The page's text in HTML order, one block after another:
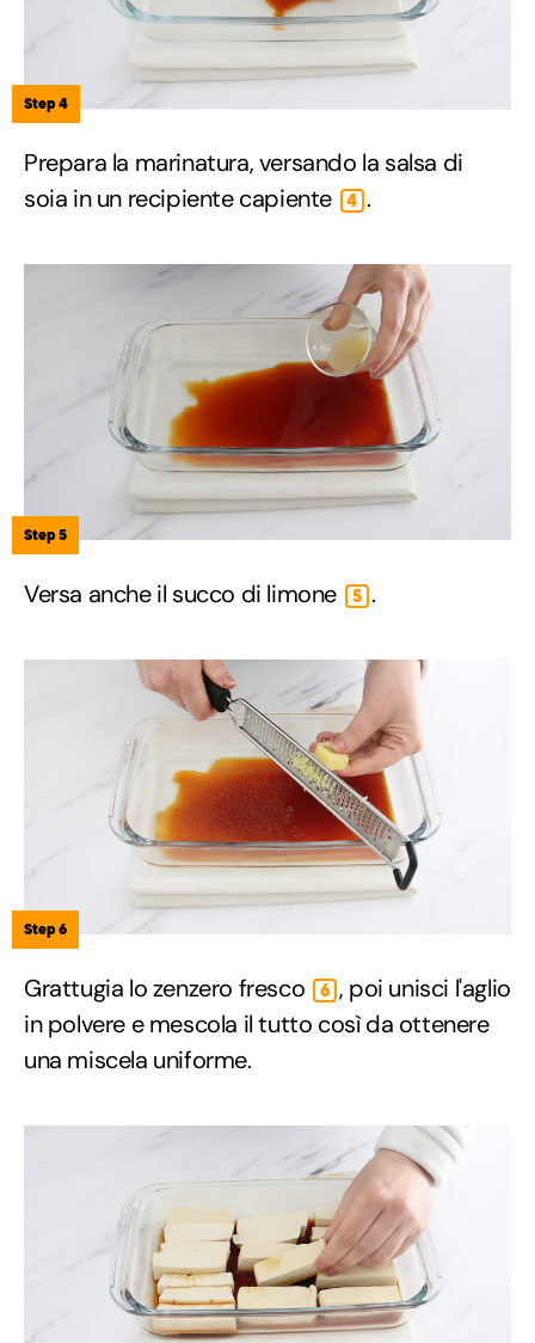
Step 4
Prepara la marinatura, versando la salsa di
soia in un recipiente capiente
4 .
Step 5
Versa anche il succo di limone 5 .
Step 6
Grattugia lo zenzero fresco 6 , poi unisci l'aglio
in polvere e mescola il tutto così da ottenere
una miscela uniforme.